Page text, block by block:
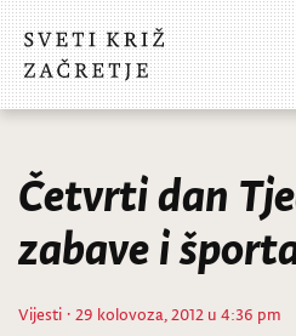
Četvrti dan
zabave i
Vijesti · 29 kolovoza, 2012 u 4:36 pm